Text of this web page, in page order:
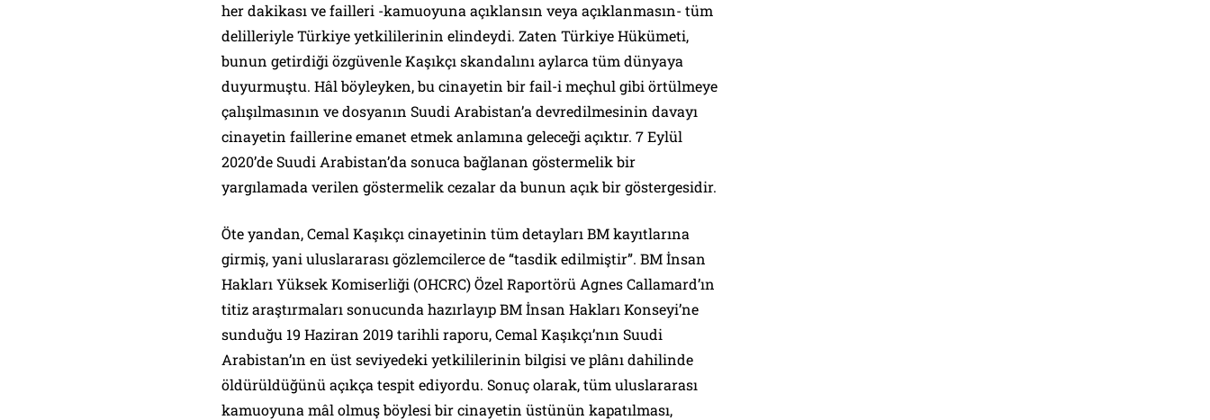
her dakikası ve failleri -kamuoyuna açıklansın veya açıklanmasın- tüm
delilleriyle Türkiye yetkililerinin elindeydi. Zaten Türkiye Hükümeti,
bunun getirdiği özgüvenle Kaşıkçı skandalını aylarca tüm dünyaya
duyurmuştu. Hâl böyleyken, bu cinayetin bir fail-i meçhul gibi örtülmeye
çalışılmasının ve dosyanın Suudi Arabistan’a devredilmesinin davayı
cinayetin faillerine emanet etmek anlamına geleceği açıktır. 7 Eylül
2020’de Suudi Arabistan’da sonuca bağlanan göstermelik bir
yargılamada verilen göstermelik cezalar da bunun açık bir göstergesidir.
Öte yandan, Cemal Kaşıkçı cinayetinin tüm detayları BM kayıtlarına
girmiş, yani uluslararası gözlemcilerce de “tasdik edilmiştir”. BM İnsan
Hakları Yüksek Komiserliği (OHCRC) Özel Raportörü Agnes Callamard’ın
titiz araştırmaları sonucunda hazırlayıp BM İnsan Hakları Konseyi’ne
sunduğu 19 Haziran 2019 tarihli raporu, Cemal Kaşıkçı’nın Suudi
Arabistan’ın en üst seviyedeki yetkililerinin bilgisi ve plânı dahilinde
öldürüldüğünü açıkça tespit ediyordu. Sonuç olarak, tüm uluslararası
kamuoyuna mâl olmuş böylesi bir cinayetin üstünün kapatılması,